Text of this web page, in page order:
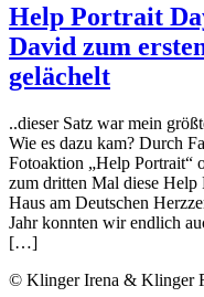
Help Portrait
David zum
gelächelt
..dieser Satz war mein
Wie es dazu kam? Durch
Fotoaktion „Help Portrait“
zum dritten Mal diese
Haus am Deutschen
Jahr konnten wir endlich
[…]
© Klinger Irena & Klinger